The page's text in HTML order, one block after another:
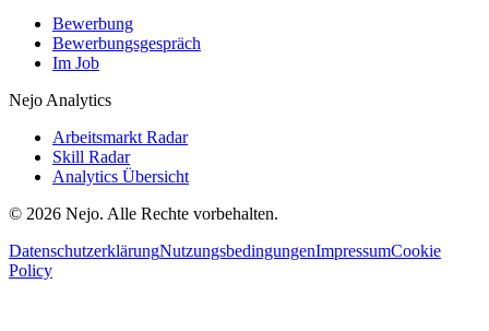
Bewerbung
Bewerbungsgespräch
Im Job
Nejo Analytics
Arbeitsmarkt Radar
Skill Radar
Analytics Übersicht
© 2026 Nejo. Alle Rechte vorbehalten.
DatenschutzerklärungNutzungsbedingungenImpressumCookie
Policy